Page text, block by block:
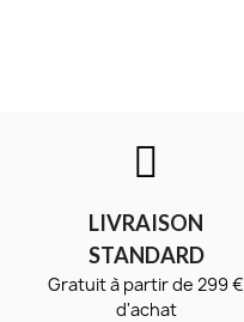
LIVRAISON
STANDARD
Gratuit à partir de 299 €
d'achat